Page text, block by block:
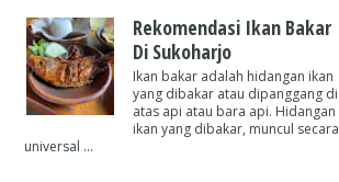
Rekomendasi Ikan Bakar
Di Sukoharjo
Ikan bakar adalah hidangan ikan
yang dibakar atau dipanggang di
atas api atau bara api. Hidangan
ikan yang dibakar, muncul secara
universal ...